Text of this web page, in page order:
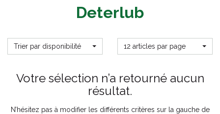
Deterlub
Trier par disponibilité 12 articles par page
Votre sélection n’a retourné aucun
résultat.
N’hésitez pas à modifier les différents critères sur la gauche de